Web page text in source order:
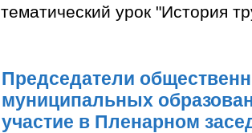
тематический урок "История
Председатели
муниципальных
участие в Пленарном